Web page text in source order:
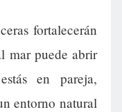
fortalecerán
mar puede abrir
en pareja,
entorno natural